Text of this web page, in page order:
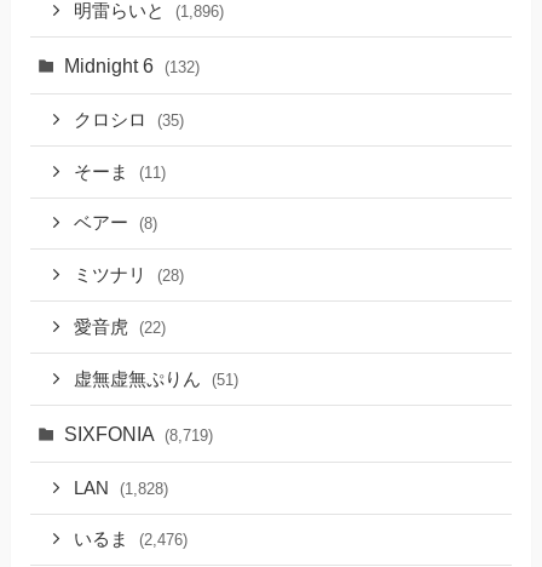
明雷らいと (1,896)
Midnight 6 (132)
クロシロ (35)
そーま (11)
ベアー (8)
ミツナリ (28)
愛音虎 (22)
虚無虚無ぷりん (51)
SIXFONIA (8,719)
LAN (1,828)
いるま (2,476)